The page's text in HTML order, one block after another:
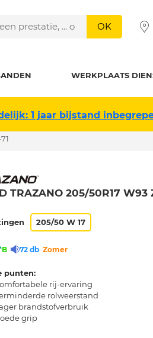
OK
WERKPLAATS
1 jaar bijstand
TRAZANO 205/50R17 W93
205/50 W 17
B 72 db Zomer
punten:
rij-ervaring
rolweerstand
brandstofverbruik
grip